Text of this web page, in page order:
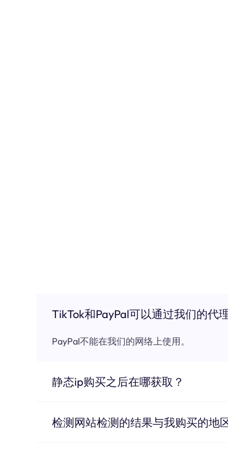
TikTok和PayPal可以通过我们的代
PayPal不能在我们的网络上使用。
静态ip购买之后在哪获取？
检测网站检测的结果与我购买的地